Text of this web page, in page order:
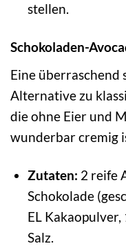
stellen.
Schokoladen-
Eine überraschend
Alternative zu
die ohne Eier und
wunderbar cremig
Zutaten: 2 reife
Schokolade
EL
Salz.